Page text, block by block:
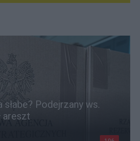
słabe? Podejrzany ws.
areszt